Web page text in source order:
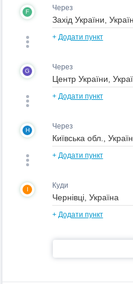
F Через
+ Додати пункт
G Через
+ Додати пункт
H Через
+ Додати пункт
I Куди
+ Додати пункт